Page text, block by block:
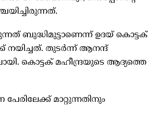
ബുദ്ധിമുട്ടാണെന്ന് ഉദയ് കൊട്ടക്
നയിച്ചത്. തുടർന്ന് ആനന്ദ്
കൊട്ടക് മഹീന്ദ്രയുടെ ആദ്യത്തെ
മാറ്റുന്നതിനും